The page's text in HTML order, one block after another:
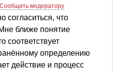
Сообщить модератору
согласиться, что
ближе понятие
соответствует
определению
действие и процесс